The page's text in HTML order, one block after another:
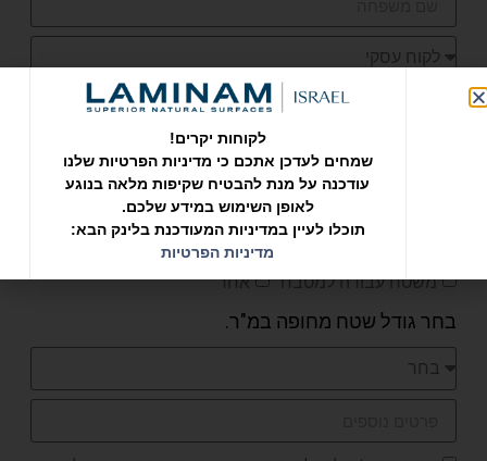
סמן בצ'ק בוקס את המוצרים שדרושים לך.
חיפוי פנים
ריצוף
משטח עבודה למטבח
אחר
בחר גודל שטח מחופה במ"ר.
לקוחות יקרים!
שמחים לעדכן אתכם כי מדיניות הפרטיות שלנו
עודכנה על מנת להבטיח שקיפות מלאה בנוגע
לאופן השימוש במידע שלכם.
תוכלו לעיין במדיניות המעודכנת בלינק הבא:
מדיניות הפרטיות